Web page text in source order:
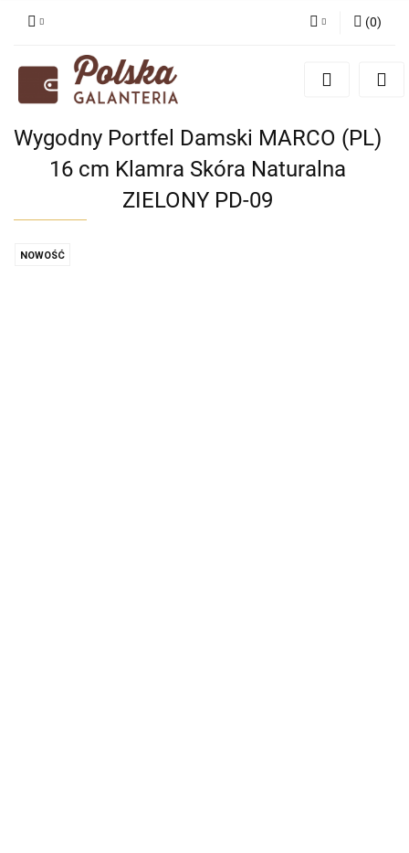
Zaloguj się
(0)
Wygodny Portfel Damski MARCO (PL)
16 cm Klamra Skóra Naturalna
ZIELONY PD-09
NOWOŚĆ